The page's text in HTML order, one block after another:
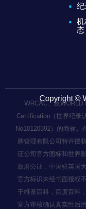
纪
机
态
Copyright ©
WRCAC、及WORLD
Certification（世界纪录
No10120392）的商标。
牌管理有限公司特许授
证公司官方图标和世界
政府公证，中国驻英国
官方标识未经书面授权
于维基百科，百度百科
官方审核确认真实性后